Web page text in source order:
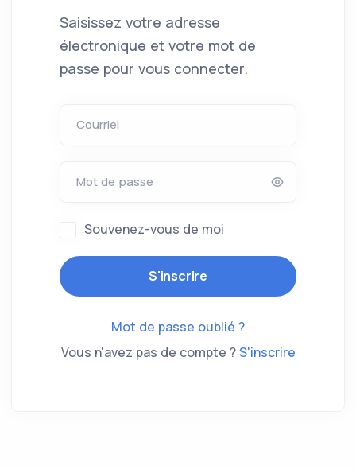
Saisissez votre adresse
électronique et votre mot de
passe pour vous connecter.
Courriel
Mot de passe
Souvenez-vous de moi
Mot de passe oublié ?
Vous n'avez pas de compte ?S'inscrire